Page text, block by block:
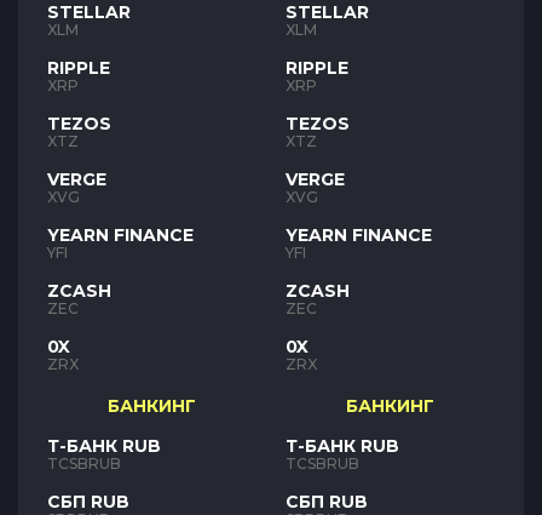
STELLAR
XLM
RIPPLE
XRP
TEZOS
XTZ
VERGE
XVG
YEARN FINANCE
YFI
ZCASH
ZEC
0X
ZRX
БАНКИНГ
Т-БАНК RUB
TCSBRUB
СБП RUB
STELLAR
XLM
RIPPLE
XRP
TEZOS
XTZ
VERGE
XVG
YEARN FINANCE
YFI
ZCASH
ZEC
0X
ZRX
БАНКИНГ
Т-БАНК RUB
TCSBRUB
СБП RUB